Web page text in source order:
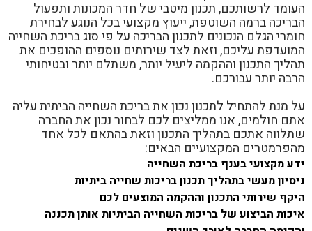
העומד לרשותכם, תכנון מיטבי של חדר המכונות ותפעול
הבריכה ברמה השוטפת, ייעוץ מקצועי בכל הנוגע לבחירת
חומרי הגלם הנכונים לתכנון הבריכה על פי סוג בריכת השחייה
המועדפת עליכם, וזאת לצד שירותים נוספים ההופכים את
תהליך התכנון וההקמה ליעיל יותר, משתלם יותר ובטיחותי
הרבה יותר עבורכם.
על מנת להתחיל לתכנון נכון את בריכת השחייה הביתית עליה
אתם חולמים, אנו ממליצים לכם לבחור נכון את החברה
שתלווה אתכם בתהליך התכנון וזאת בהתאם לכל אחד
מהפרמטרים המקצועיים הבאים:
ידע מקצועי בענף בריכת השחייה
ניסיון מעשי בתהליך תכנון בריכות שחייה ביתיות
היקף שירותי התכנון וההקמה המוצעים לכם
איכות הביצוע של בריכות השחייה הביתיות אותן תכננה